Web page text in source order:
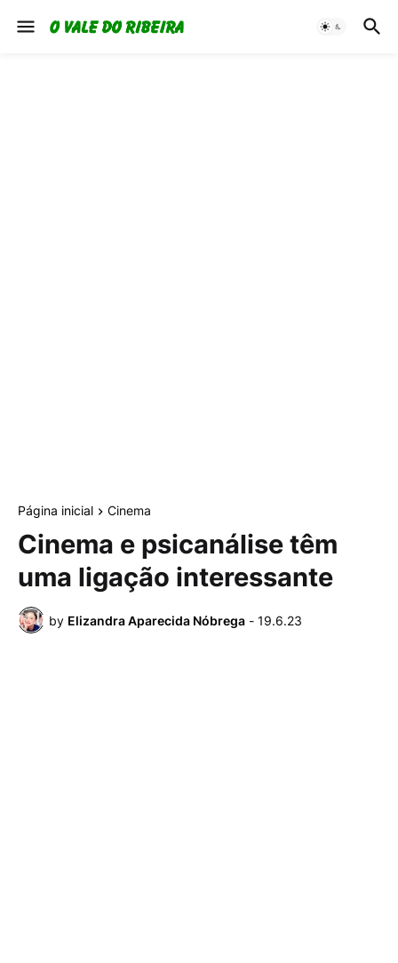
Página inicial Cinema
Cinema e psicanálise têm
uma ligação interessante
by Elizandra Aparecida Nóbrega - 19.6.23